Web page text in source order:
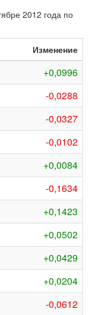
2012 года по
Изменение
+0,0996
-0,0288
-0,0327
-0,0102
+0,0084
-0,1634
+0,1423
+0,0502
+0,0429
+0,0204
-0,0612